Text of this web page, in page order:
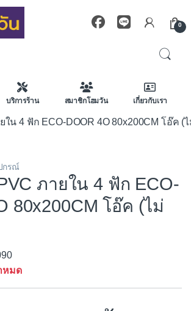
0
บริการร้าน สมาชิกโฮมวัน เกี่ยวกับเรา
ใน 4 ฟัก ECO-DOOR 4O 80x200CM โอ๊ค (ไ
กรณ์
ภายใน 4 ฟัก ECO-
80x200CM โอ๊ค (ไม่
หมด